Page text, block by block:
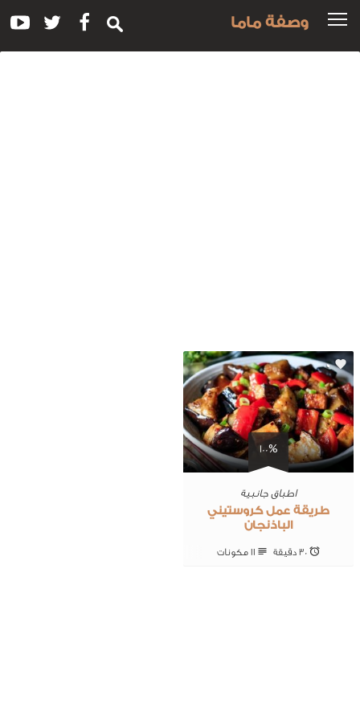
وصفة ماما
100%
0
اطباق جانبية
طريقة عمل كروستيني
الباذنجان
30 ‎دقيقة 11 ‎مكونات